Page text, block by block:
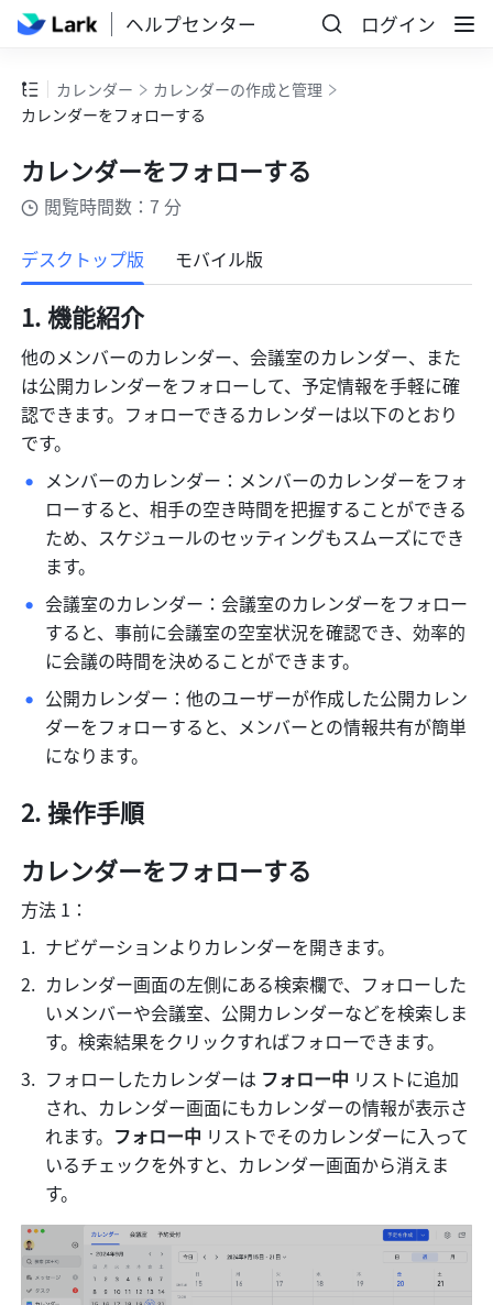
ヘルプセンター ログイン
カレンダー
カレンダーの作成と管理
カレンダーをフォローする
カレンダーをフォローする
閲覧時間数：7 分
デスクトップ版
モバイル版
機能紹介
他のメンバーのカレンダー、会議室のカレンダー、また
は公開カレンダーをフォローして、予定情報を手軽に確
認できます。フォローできるカレンダーは以下のとおり
です。
メンバーのカレンダー：メンバーのカレンダーをフォ
ローすると、相手の空き時間を把握することができる
ため、スケジュールのセッティングもスムーズにでき
ます。
会議室のカレンダー：会議室のカレンダーをフォロー
すると、事前に会議室の空室状況を確認でき、効率的
に会議の時間を決めることができます。
公開カレンダー：他のユーザーが作成した公開カレン
ダーをフォローすると、メンバーとの情報共有が簡単
になります。
操作手順
カレンダーをフォローする
方法 1：
ナビゲーションよりカレンダーを開きます。
カレンダー画面の左側にある検索欄で、フォローした
いメンバーや会議室、公開カレンダーなどを検索しま
す。検索結果をクリックすればフォローできます。
フォローしたカレンダーは フォロー中 リストに追加
され、カレンダー画面にもカレンダーの情報が表示さ
れます。 フォロー中 リストでそのカレンダーに入って
いるチェックを外すと、カレンダー画面から消えま
す。